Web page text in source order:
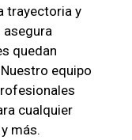
trayectoria y
quedan
equipo
cualquier
más.